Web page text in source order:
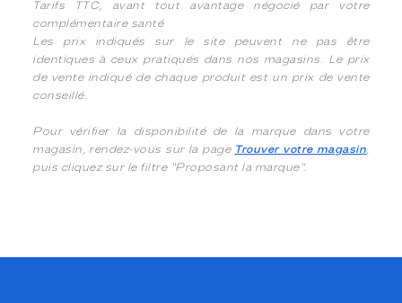
Tarifs TTC, avant tout avantage négocié par votre
complémentaire santé
Les prix indiqués sur le site peuvent ne pas être
identiques à ceux pratiqués dans nos magasins. Le prix
de vente indiqué de chaque produit est un prix de vente
conseillé.
Pour vérifier la disponibilité de la marque dans votre
magasin, rendez-vous sur la page Trouver votre magasin,
puis cliquez sur le filtre "Proposant la marque".